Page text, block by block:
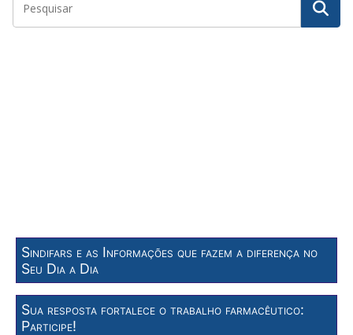
Sindifars e as Informações que fazem a diferença no
Seu Dia a Dia
Sua resposta fortalece o trabalho farmacêutico:
Participe!